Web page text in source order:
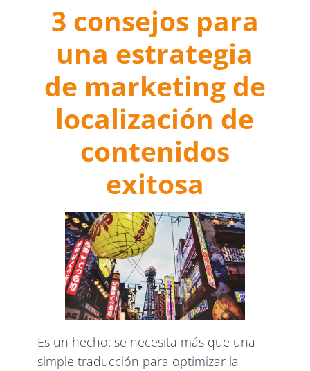
3 consejos para
una estrategia
de marketing de
localización de
contenidos
exitosa
Es un hecho: se necesita más que una
simple traducción para optimizar la